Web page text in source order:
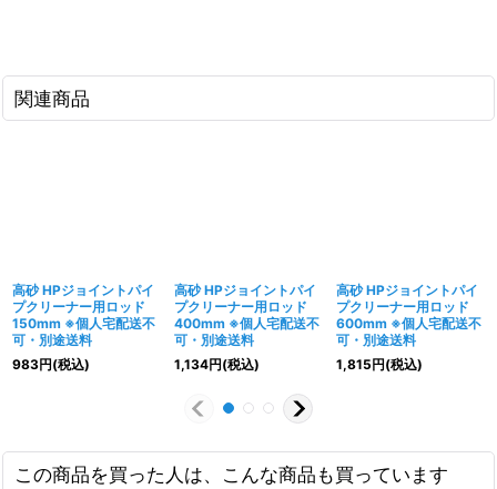
関連商品
高砂 HPジョイントパイ
プクリーナー用ロッド
150mm ※個人宅配送不
可・別途送料
983円(税込)
高砂 HPジョイントパイ
プクリーナー用ロッド
400mm ※個人宅配送不
可・別途送料
1,134円(税込)
高砂 HPジョイントパイ
プクリーナー用ロッド
600mm ※個人宅配送不
可・別途送料
1,815円(税込)
この商品を買った人は、こんな商品も買っています